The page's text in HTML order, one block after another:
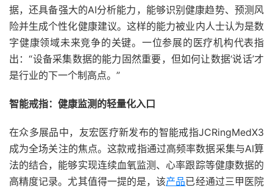
据，还具备强大的AI分析能力，能够识别健康趋势、预测风
险并生成个性化健康建议。这样的能力被业内人士认为是数
字健康领域未来竞争的关键。一位参展的医疗机构代表指
出：“设备采集数据的能力固然重要，但如何让数据‘说话’才
是行业的下一个制高点。”
智能戒指：健康监测的轻量化入口
在众多展品中，友宏医疗新发布的智能戒指JCRingMedX3
成为全场关注的焦点。这款戒指通过高频率数据采集与AI算
法的结合，能够实现连续血氧监测、心率跟踪等健康数据的
高精度记录。尤其值得一提的是，该产品已经通过三甲医院